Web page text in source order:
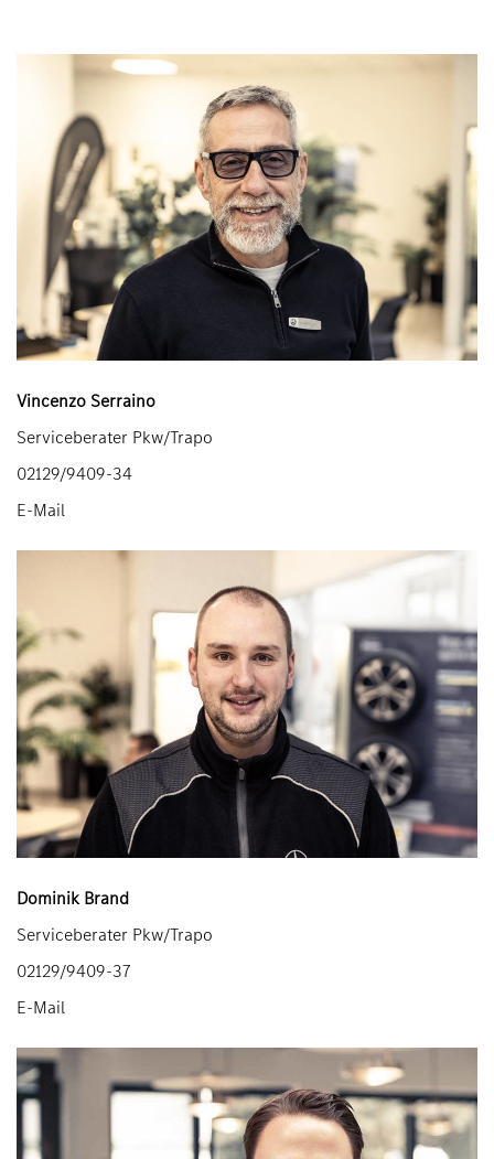
Vincenzo Serraino
Serviceberater Pkw/Trapo
02129/9409-34
E-Mail
Dominik Brand
Serviceberater Pkw/Trapo
02129/9409-37
E-Mail